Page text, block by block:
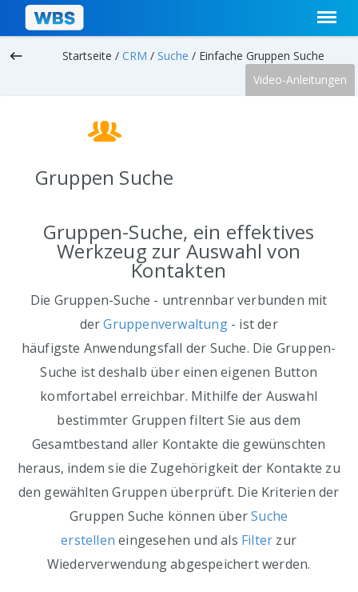
keyboard_backspace Startseite / CRM / Suche / Einfache Gruppen Suche
Video-Anleitungen
Gruppen Suche
Gruppen-Suche, ein effektives
Werkzeug zur Auswahl von
Kontakten
Die Gruppen-Suche - untrennbar verbunden mit
derGruppenverwaltung- ist der
häufigste Anwendungsfall der Suche. Die Gruppen-
Suche ist deshalb über einen eigenen Button
komfortabel erreichbar. Mithilfe der Auswahl
bestimmter Gruppen filtert Sie aus dem
Gesamtbestand aller Kontakte die gewünschten
heraus, indem sie die Zugehörigkeit der Kontakte zu
den gewählten Gruppen überprüft. Die Kriterien der
Gruppen Suche können überSuche
erstellen eingesehen und als Filter zur
Wiederverwendung abgespeichert werden.